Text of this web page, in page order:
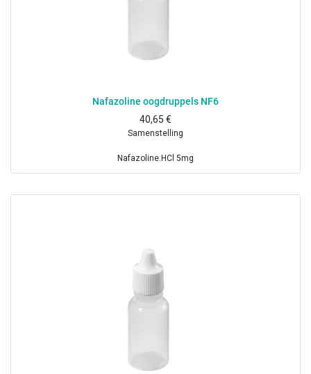
Nafazoline oogdruppels NF6
40,65 €
Samenstelling
Nafazoline.HCl 5mg
Boorzuur 0.19 g
Dinatriumedetaat 10 mg